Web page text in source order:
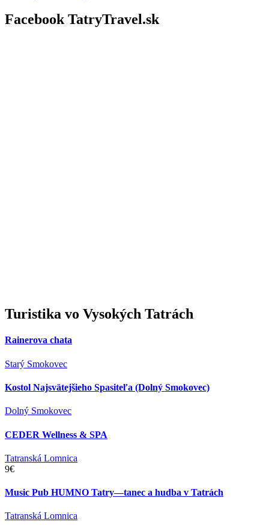
Facebook TatryTravel.sk
Turistika vo Vysokých Tatrách
Rainerova chata
Starý Smokovec
Kostol Najsvätejšieho Spasiteľa (Dolný Smokovec)
Dolný Smokovec
CEDER Wellness & SPA
Tatranská Lomnica
9€
Music Pub HUMNO Tatry—tanec a hudba v Tatrách
Tatranská Lomnica